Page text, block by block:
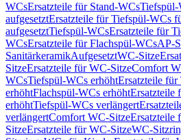
WCsErsatzteile für Stand-WCsTiefspül-
aufgesetztErsatzteile für Tiefspül-WCs
aufgesetztTiefspül-WCsErsatzteile für
WCsErsatzteile für Flachspül-WCsAP-
SanitärkeramikAufgesetztWC-Sitze
SitzeErsatzteile für WC-SitzeComfort
WCsTiefspül-WCs erhöhtErsatzteile
erhöhtFlachspül-WCs erhöhtErsatzteile
erhöhtTiefspül-WCs verlängert
verlängertComfort WC-SitzeErsatzteile
SitzeErsatzteile für WC-SitzeWC-